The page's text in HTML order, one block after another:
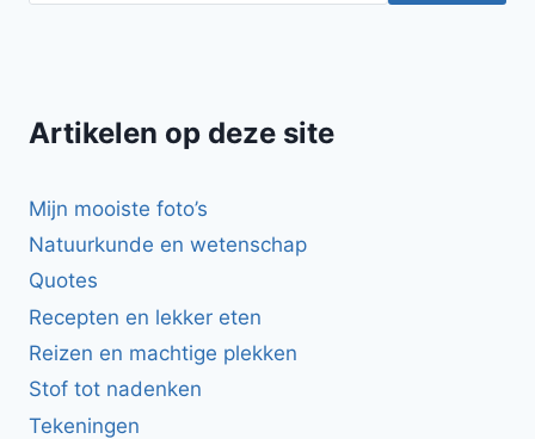
Artikelen op deze site
Mijn mooiste foto’s
Natuurkunde en wetenschap
Quotes
Recepten en lekker eten
Reizen en machtige plekken
Stof tot nadenken
Tekeningen